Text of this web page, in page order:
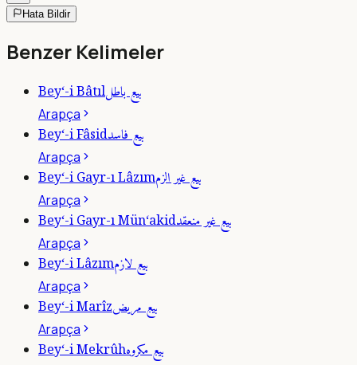
Hata Bildir
Benzer Kelimeler
Bey‘-i Bâtılبيع باطل
Arapça
Bey‘-i Fâsidبيع فاسد
Arapça
Bey‘-i Gayr-ı Lâzımبيع غير الزم
Arapça
Bey‘-i Gayr-ı Mün‘akidبيع غير منعقد
Arapça
Bey‘-i Lâzımبيع لازم
Arapça
Bey‘-i Marîzبيع مريض
Arapça
Bey‘-i Mekrûhبيع مكروه